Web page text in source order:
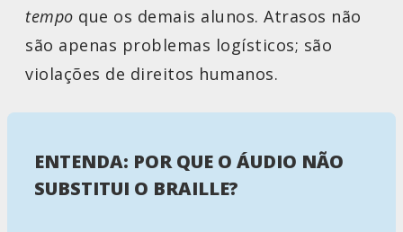
tempo que os demais alunos. Atrasos não
são apenas problemas logísticos; são
violações de direitos humanos.
ENTENDA: POR QUE O ÁUDIO NÃO
SUBSTITUI O BRAILLE?